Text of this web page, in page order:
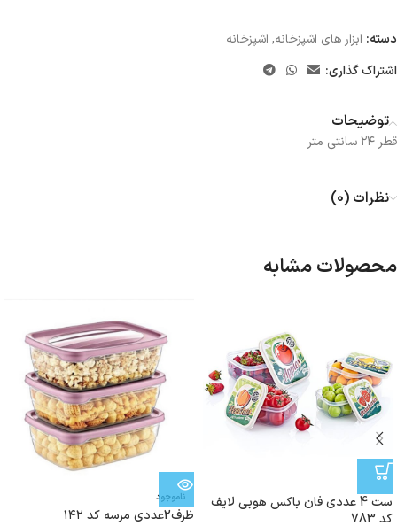
دسته: ابزار های اشپزخانه, اشپزخانه
اشتراک گذاری:
توضیحات
قطر ۲۴ سانتی متر
نظرات (0)
محصولات مشابه
ست 4 عددی فان باکس هوبی لایف
کد 783
ناموجود
ظرف2عددی مرسه کد ۱۴۲